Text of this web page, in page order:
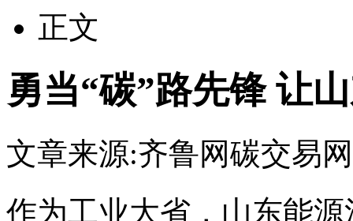
正文
勇当“碳”路先锋 让
文章来源:齐鲁网碳交易网
作为工业大省，山东能